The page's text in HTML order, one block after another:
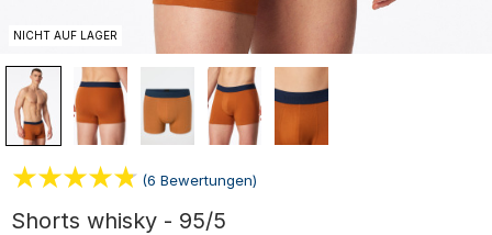
NICHT AUF LAGER
(6 Bewertungen)
Shorts whisky - 95/5